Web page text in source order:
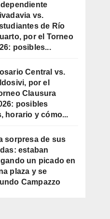
vs.
de Río
por el Torneo
posibles...
Central vs.
por el
Clausura
posibles
horario y cómo...
sorpresa de sus
estaban
un picado en
plaza y se
Campazzo